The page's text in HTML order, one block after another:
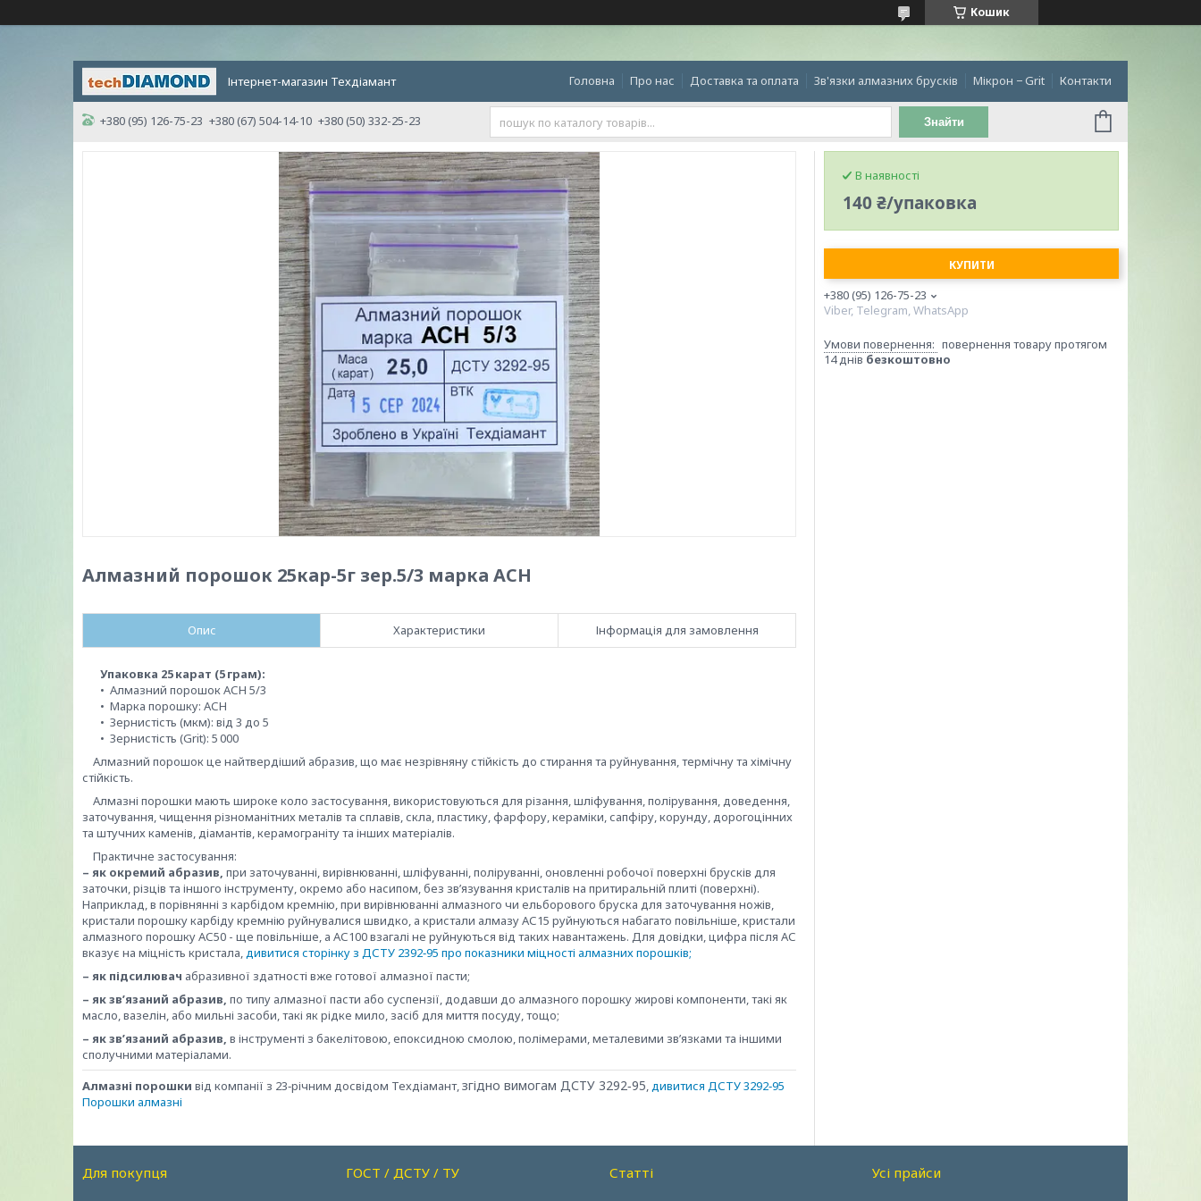
Кошик
Інтернет-магазин Техдіамант Головна Про нас Доставка та оплата Зв'язки алмазних брусків Мікрон − Grit Контакти
+380 (95) 126-75-23 +380 (67) 504-14-10 +380 (50) 332-25-23 Знайти
Алмазний порошок 25кар-5г зер.5/3 марка АСН
Опис Характеристики Інформація для замовлення
Упаковка 25 карат (5 грам):
• Алмазний порошок АСН 5/3
• Марка порошку: АСН
• Зернистість (мкм): від 3 до 5
• Зернистість (Grit): 5 000
Алмазний порошок це найтвердіший абразив, що має незрівняну стійкість до стирання та руйнування, термічну та хімічну
стійкість.
Алмазні порошки мають широке коло застосування, використовуються для різання, шліфування, полірування, доведення,
заточування, чищення різноманітних металів та сплавів, скла, пластику, фарфору, кераміки, сапфіру, корунду, дорогоцінних
та штучних каменів, діамантів, керамограніту та інших матеріалів.
Практичне застосування:
– як окремий абразив, при заточуванні, вирівнюванні, шліфуванні, поліруванні, оновленні робочої поверхні брусків для
заточки, різців та іншого інструменту, окремо або насипом, без зв’язування кристалів на притиральній плиті (поверхні).
Наприклад, в порівнянні з карбідом кремнію, при вирівнюванні алмазного чи ельборового бруска для заточування ножів,
кристали порошку карбіду кремнію руйнувалися швидко, а кристали алмазу АС15 руйнуються набагато повільніше, кристали
алмазного порошку АС50 - ще повільніше, а АС100 взагалі не руйнуються від таких навантажень. Для довідки, цифра після АС
вказує на міцність кристала,дивитися сторінку з ДСТУ 2392‑95 про показники міцності алмазних порошків;
– як підсилювач абразивної здатності вже готової алмазної пасти;
– як зв’язаний абразив, по типу алмазної пасти або суспензії, додавши до алмазного порошку жирові компоненти, такі як
масло, вазелін, або мильні засоби, такі як рідке мило, засіб для миття посуду, тощо;
– як зв’язаний абразив, в інструменті з бакелітовою, епоксидною смолою, полімерами, металевими зв’язками та іншими
сполучними матеріалами.
Алмазні порошки від компанії з 23‑річним досвідом Техдіамант,згідно вимогам ДСТУ 3292‑95,дивитися ДСТУ 3292‑95
Порошки алмазні
В наявності
140 ₴/упаковка
КУПИТИ
+380 (95) 126-75-23
Viber, Telegram, WhatsApp
повернення товару протягом
14 днів безкоштовно
Для покупця ГОСТ / ДСТУ / ТУ Статті Усі прайси